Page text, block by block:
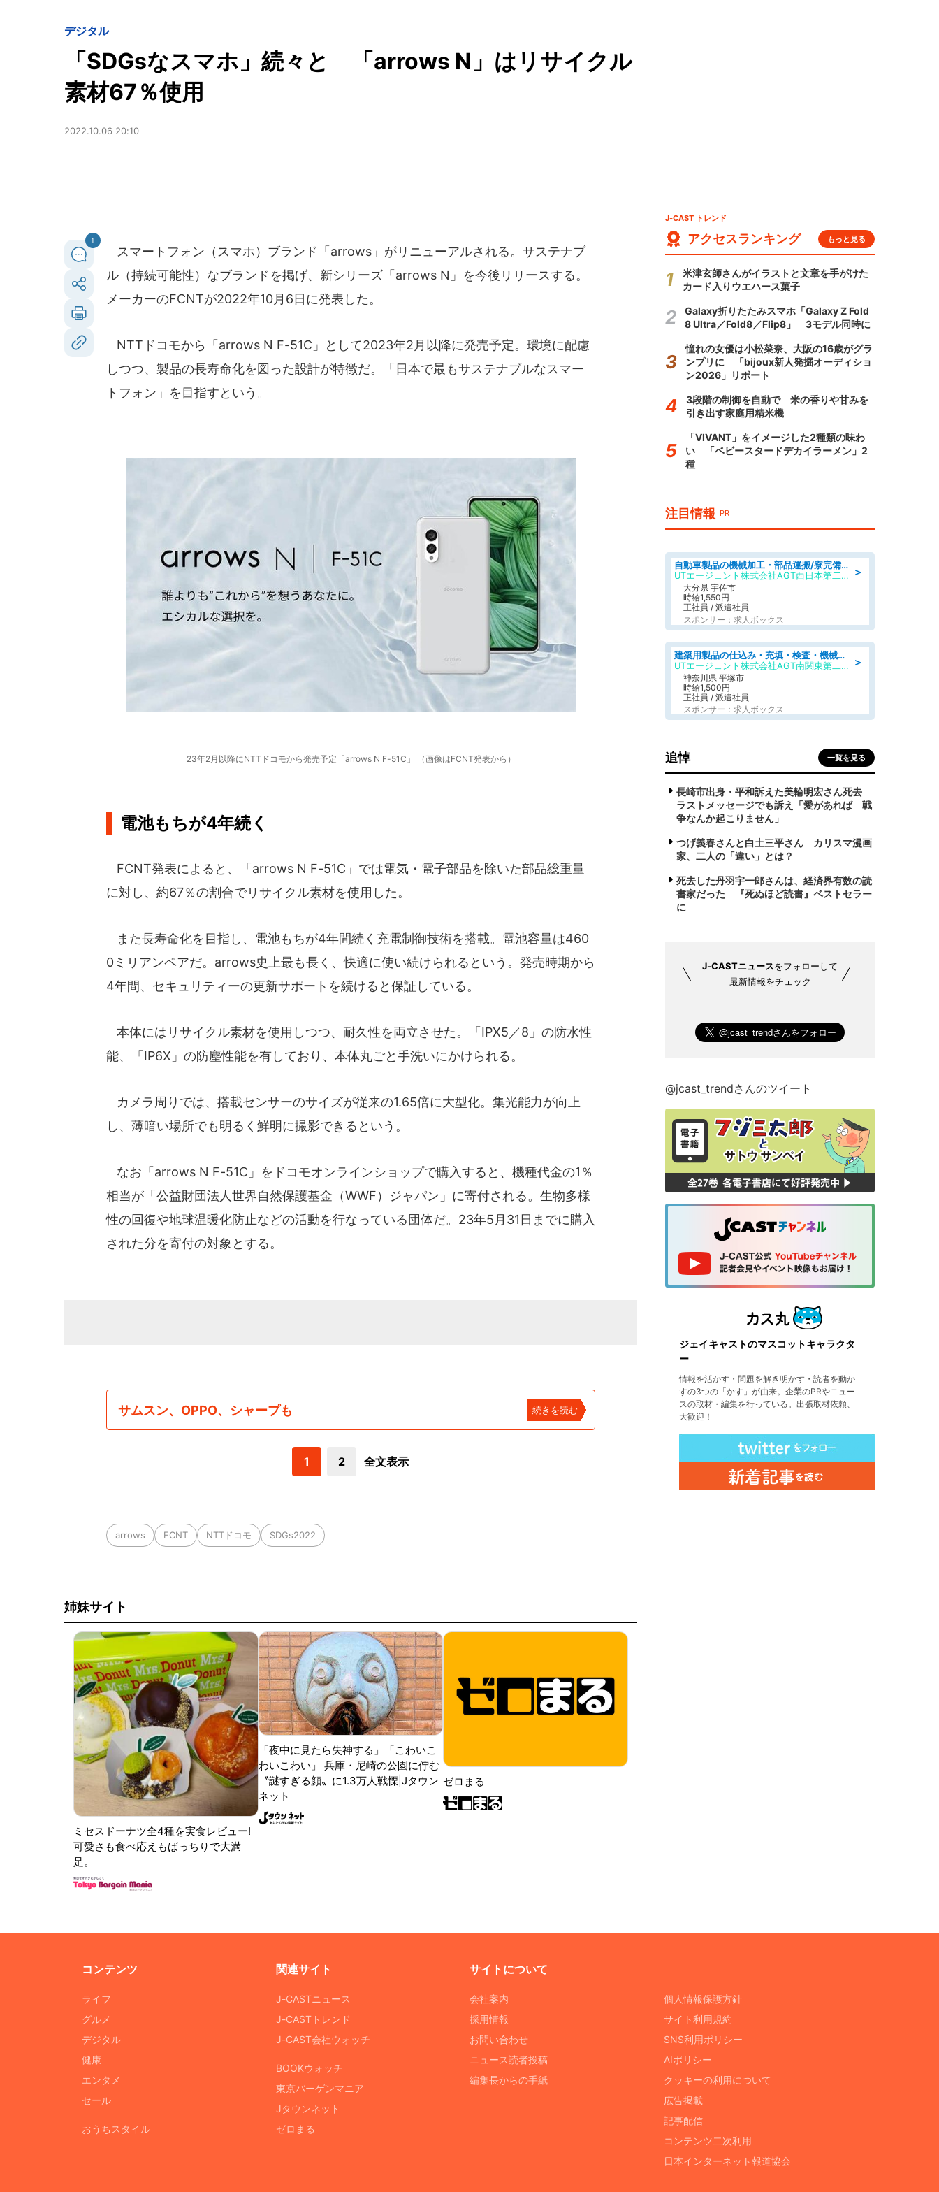
デジタル
「SDGsなスマホ」続々と 「arrows N」はリサイクル
素材67％使用
2022.10.06 20:10
1
スマートフォン（スマホ）ブランド「arrows」がリニューアルされる。サステナブ
ル（持続可能性）なブランドを掲げ、新シリーズ「arrows N」を今後リリースする。
メーカーのFCNTが2022年10月6日に発表した。
NTTドコモから「arrows N F-51C」として2023年2月以降に発売予定。環境に配慮
しつつ、製品の長寿命化を図った設計が特徴だ。「日本で最もサステナブルなスマー
トフォン」を目指すという。
23年2月以降にNTTドコモから発売予定「arrows N F-51C」 （画像はFCNT発表から）
電池もちが4年続く
FCNT発表によると、「arrows N F-51C」では電気・電子部品を除いた部品総重量
に対し、約67％の割合でリサイクル素材を使用した。
また長寿命化を目指し、電池もちが4年間続く充電制御技術を搭載。電池容量は460
0ミリアンペアだ。arrows史上最も長く、快適に使い続けられるという。発売時期から
4年間、セキュリティーの更新サポートを続けると保証している。
本体にはリサイクル素材を使用しつつ、耐久性を両立させた。「IPX5／8」の防水性
能、「IP6X」の防塵性能を有しており、本体丸ごと手洗いにかけられる。
カメラ周りでは、搭載センサーのサイズが従来の1.65倍に大型化。集光能力が向上
し、薄暗い場所でも明るく鮮明に撮影できるという。
なお「arrows N F-51C」をドコモオンラインショップで購入すると、機種代金の1％
相当が「公益財団法人世界自然保護基金（WWF）ジャパン」に寄付される。生物多様
性の回復や地球温暖化防止などの活動を行なっている団体だ。23年5月31日までに購入
された分を寄付の対象とする。
サムスン、OPPO、シャープも 続きを読む
1 2 全文表示
arrows FCNT NTTドコモ SDGs2022
姉妹サイト
ミセスドーナツ全4種を実食レビュー!
可愛さも食べ応えもばっちりで大満
足。
「夜中に見たら失神する」「こわいこ
わいこわい」 兵庫・尼崎の公園に佇む
〝謎すぎる顔〟に1.3万人戦慄|Jタウン
ネット
ゼロまる
J-CAST トレンド
アクセスランキング もっと見る
米津玄師さんがイラストと文章を手がけた
カード入りウエハース菓子
Galaxy折りたたみスマホ「Galaxy Z Fold
8 Ultra／Fold8／Flip8」 3モデル同時に
憧れの女優は小松菜奈、大阪の16歳がグラ
ンプリに 「bijoux新人発掘オーディショ
ン2026」リポート
3段階の制御を自動で 米の香りや甘みを
引き出す家庭用精米機
「VIVANT」をイメージした2種類の味わ
い 「ベビースタードデカイラーメン」2
種
注目情報 PR
＞
自動車製品の機械加工・部品運搬/寮完備/日払い/工場・製造
UTエージェント株式会社AGT西日本第二CU
大分県 宇佐市
時給1,550円
正社員 / 派遣社員
スポンサー：求人ボックス
＞
建築用製品の仕込み・充填・検査・機械操作/寮完備/日払い/工場・製造
UTエージェント株式会社AGT南関東第二CU
神奈川県 平塚市
時給1,500円
正社員 / 派遣社員
スポンサー：求人ボックス
追悼 一覧を見る
長崎市出身・平和訴えた美輪明宏さん死去
ラストメッセージでも訴え「愛があれば 戦
争なんか起こりません」
つげ義春さんと白土三平さん カリスマ漫画
家、二人の「違い」とは？
死去した丹羽宇一郎さんは、経済界有数の読
書家だった 『死ぬほど読書』ベストセラー
に
J-CASTニュースをフォローして
最新情報をチェック
@jcast_trendさんのツイート
ジェイキャストのマスコットキャラクタ
ー
情報を活かす・問題を解き明かす・読者を動か
すの3つの「かす」が由来。企業のPRやニュー
スの取材・編集を行っている。出張取材依頼、
大歓迎！
コンテンツ
ライフ
グルメ
デジタル
健康
エンタメ
セール
おうちスタイル
関連サイト
J-CASTニュース
J-CASTトレンド
J-CAST会社ウォッチ
BOOKウォッチ
東京バーゲンマニア
Jタウンネット
ゼロまる
サイトについて
会社案内
採用情報
お問い合わせ
ニュース読者投稿
編集長からの手紙
個人情報保護方針
サイト利用規約
SNS利用ポリシー
AIポリシー
クッキーの利用について
広告掲載
記事配信
コンテンツ二次利用
日本インターネット報道協会